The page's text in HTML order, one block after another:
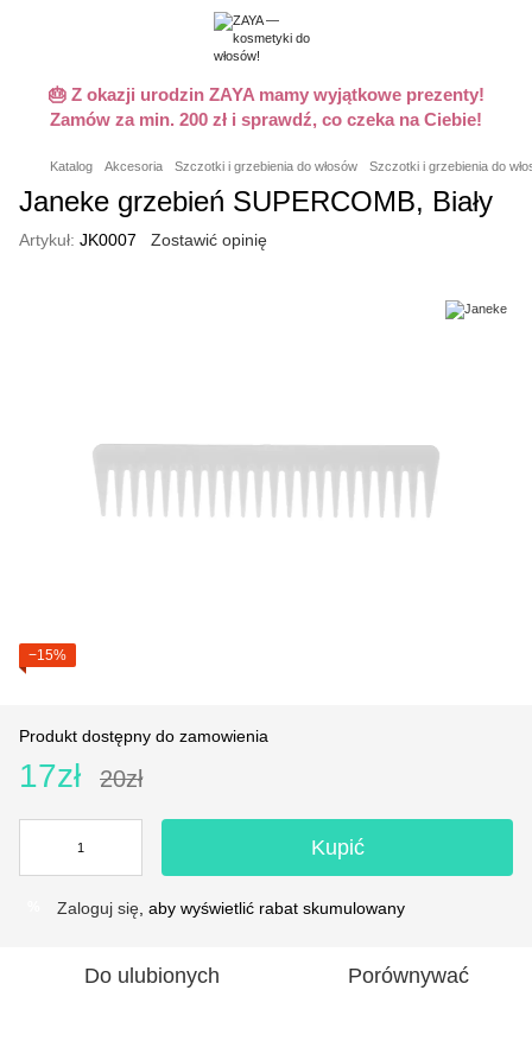
🎂 Z okazji urodzin ZAYA mamy wyjątkowe prezenty!
Zamów za min. 200 zł i sprawdź, co czeka na Ciebie!
Katalog Akcesoria Szczotki i grzebienia do włosów Szczotki i grzebienia do
Janeke grzebień SUPERCOMB, Biały
Artykuł: JK0007 Zostawić opinię
−15%
Produkt dostępny do zamowienia
17zł 20zł
Kupić
Zaloguj się , aby wyświetlić rabat skumulowany
Do ulubionych Porównywać